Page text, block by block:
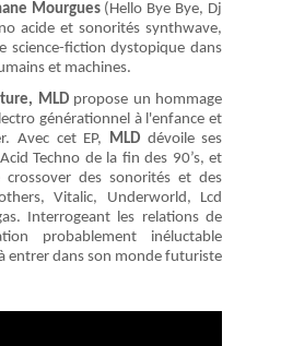
Mourgues(Hello Bye Bye, Dj
acide et sonorités synthwave,
science-fiction dystopique dans
et machines.
MLDpropose un hommage
générationnel à l'enfance et
Avec cet EP, MLDdévoile ses
Techno de la fin des 90’s, et
des sonorités et des
Vitalic, Underworld, Lcd
Interrogeant les relations de
probablement inéluctable
entrer dans son monde futuriste